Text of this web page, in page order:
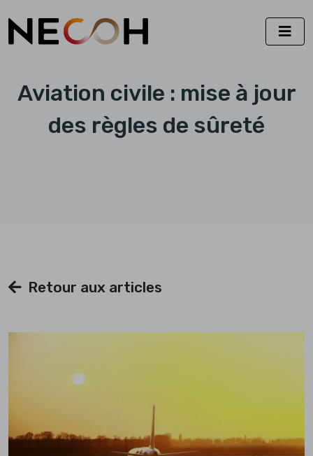
Aviation civile : mise à jour
des règles de sûreté
Retour aux articles